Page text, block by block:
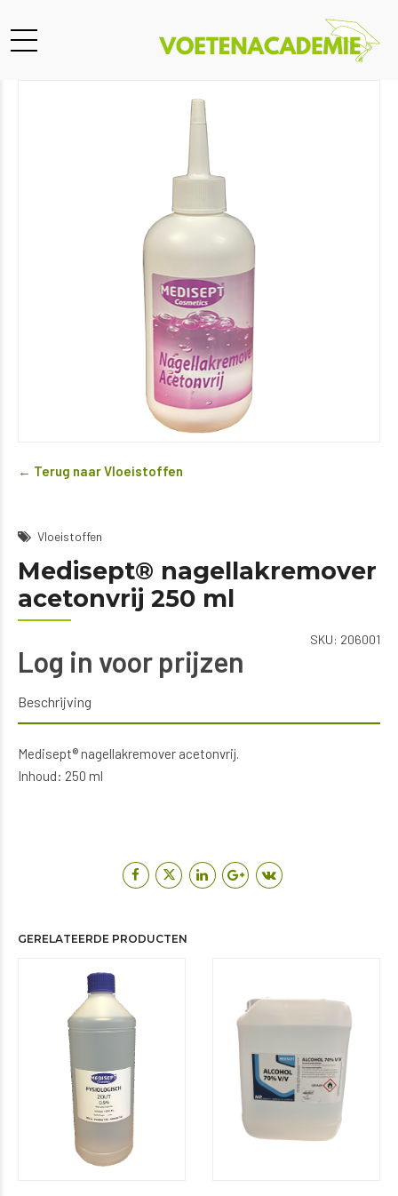
← Terug naar Vloeistoffen
Vloeistoffen
Medisept® nagellakremover
acetonvrij 250 ml
SKU: 206001
Log in voor prijzen
Beschrijving
Medisept® nagellakremover acetonvrij.
Inhoud: 250 ml